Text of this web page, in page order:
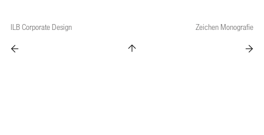
ILB Corporate Design Zeichen Monografie